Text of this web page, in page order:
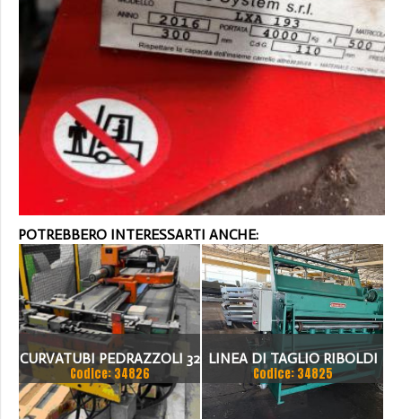
POTREBBERO INTERESSARTI ANCHE:
CURVATUBI PEDRAZZOLI 32
- 3 ASSI CNC
Codice: 34826
LINEA DI TAGLIO RIBOLDI
1500 X 2MM
Codice: 34825